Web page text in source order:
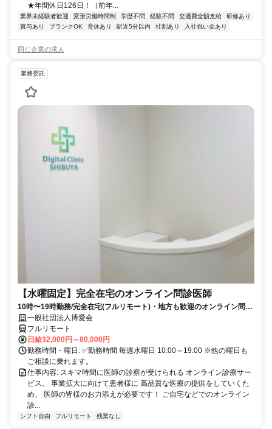
★年間休日126日！（前年...
業界未経験者歓迎 変形労働時間制 学歴不問 経験不問 交通費全額支給
研修あり
賞与あり
ブランクOK 育休あり 駅近5分以内 社割あり 入社祝い金あり
同じ企業の求人
業務委託
【水曜固定】完全在宅のオンライン問診医師
10時〜19時勤務/完全在宅(フルリモート)・地方も歓迎のオンライン問診
業務一般社団法人博愛会
フルリモート
日給32,000円～80,000円
勤務時間・曜日: ✅勤務時間 毎週水曜日 10:00～19:00 ※他の曜日も
ご相談に乗れます。
仕事内容: スキマ時間に医師の診察が受けられる オンライン診療サー
ビス。 事業拡大に向けて患者様に 高品質な医療の提供をしていくた
め、 医師の皆様のお力添えが必要です！ ご自宅などでのオンライン
診...
シフト自由 フルリモート 残業なし